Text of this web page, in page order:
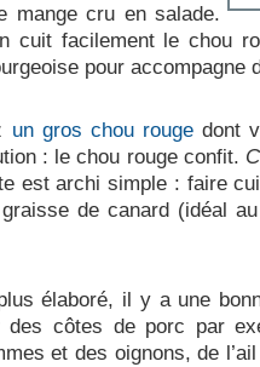
mange cru en salade.
cuit facilement le chou
pour accompagne
un gros chou rouge dont
: le chou rouge confit.
est archi simple : faire
de canard (idéal
élaboré, il y a une
des côtes de porc par
et des oignons, de